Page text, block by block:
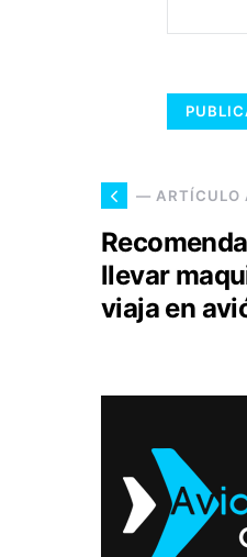
— ARTÍCULO
llevar
viaja en